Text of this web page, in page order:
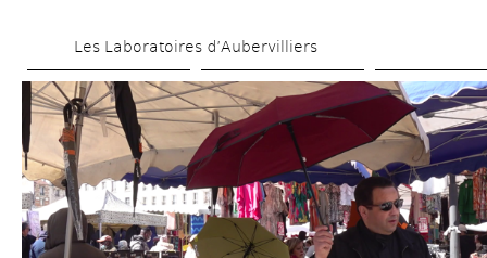
to
main
content
Les Laboratoires d’Aubervilliers